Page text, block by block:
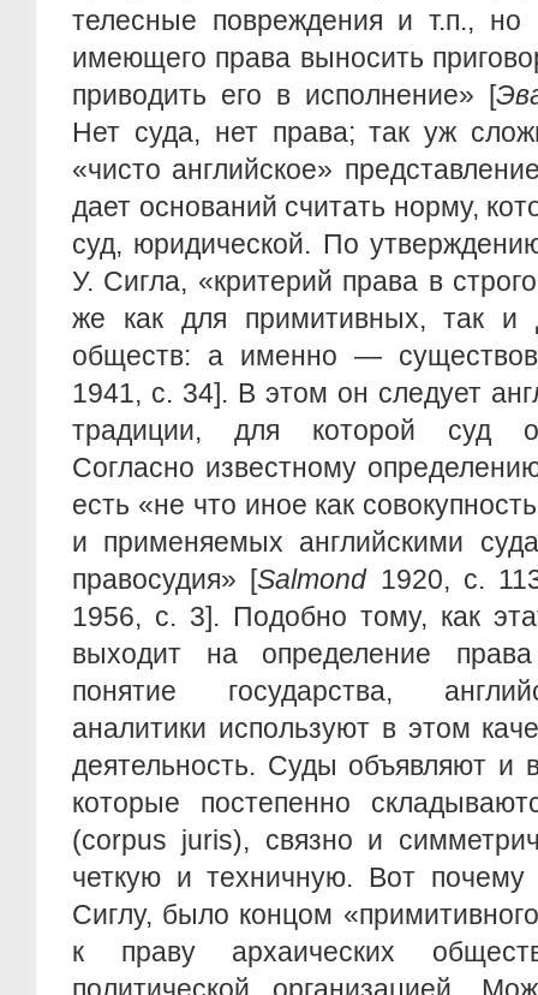
телесные повреждения и т.п., но
имеющего права выносить
приводить его в исполнение» [
Нет суда, нет права; так уж
«чисто английское»
дает оснований считать норму,
суд, юридической. По
У. Сигла, «критерий права в
же как для примитивных, так и
обществ: а именно —
1941, с. 34]. В этом он следует
традиции, для которой суд
Согласно известному
есть «не что иное как
и применяемых английскими
правосудия» [Salmond1920, с.
1956, с. 3]. Подобно тому, как
выходит на определение
понятие государства,
аналитики используют в этом
деятельность. Суды объявляют и
которые постепенно
(corpus juris), связно и
четкую и техничную. Вот почему
Сиглу, было концом
к праву архаических